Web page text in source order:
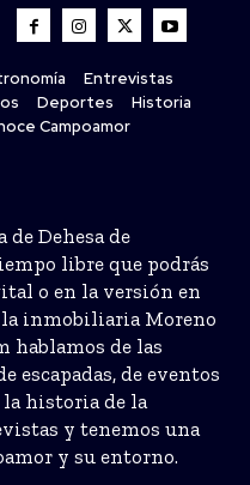
Entrevistas
Deportes
Historia
Campoamor
de Dehesa de
libre que podrás
o en la versión en
la inmobiliaria Moreno
hablamos de las
escapadas, de eventos
la historia de la
y tenemos una
y su entorno.